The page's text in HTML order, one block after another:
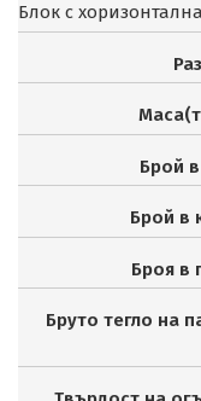
Блок с
Брой
Брой в
Броя в
Бруто тегло на